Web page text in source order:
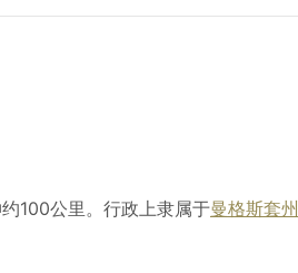
100公里。行政上隶属于曼格斯套州